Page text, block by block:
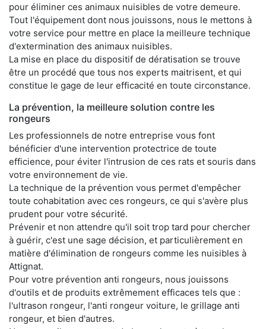
pour éliminer ces animaux nuisibles de votre demeure.
Tout l'équipement dont nous jouissons, nous le mettons à
votre service pour mettre en place la meilleure technique
d'extermination des animaux nuisibles.
La mise en place du dispositif de dératisation se trouve
être un procédé que tous nos experts maitrisent, et qui
constitue le gage de leur efficacité en toute circonstance.
La prévention, la meilleure solution contre les
rongeurs
Les professionnels de notre entreprise vous font
bénéficier d'une intervention protectrice de toute
efficience, pour éviter l'intrusion de ces rats et souris dans
votre environnement de vie.
La technique de la prévention vous permet d'empêcher
toute cohabitation avec ces rongeurs, ce qui s'avère plus
prudent pour votre sécurité.
Prévenir et non attendre qu'il soit trop tard pour chercher
à guérir, c'est une sage décision, et particulièrement en
matière d'élimination de rongeurs comme les nuisibles à
Attignat.
Pour votre prévention anti rongeurs, nous jouissons
d'outils et de produits extrêmement efficaces tels que :
l'ultrason rongeur, l'anti rongeur voiture, le grillage anti
rongeur, et bien d'autres.